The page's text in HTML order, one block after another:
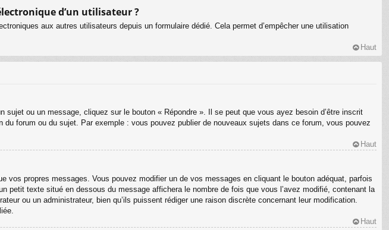
d’un utilisateur ?
aux autres utilisateurs depuis un formulaire dédié. Cela permet d’empêcher une utilisation
Haut
ou un message, cliquez sur le bouton « Répondre ». Il se peut que vous ayez besoin d’être inscrit
forum ou du sujet. Par exemple : vous pouvez publier de nouveaux sujets dans ce forum, vous pouvez
Haut
propres messages. Vous pouvez modifier un de vos messages en cliquant le bouton adéquat, parfois
petit texte situé en dessous du message affichera le nombre de fois que vous l’avez modifié, contenant la
ou un administrateur, bien qu’ils puissent rédiger une raison discrète concernant leur modification.
Haut